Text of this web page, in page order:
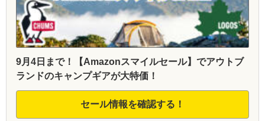
9月4日まで！【Amazonスマイルセール】でアウトブ
ランドのキャンプギアが大特価！
セール情報を確認する！